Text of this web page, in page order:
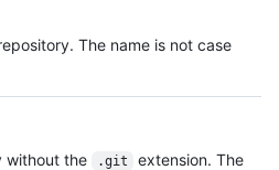
The name is not case
without the
.git
extension. The